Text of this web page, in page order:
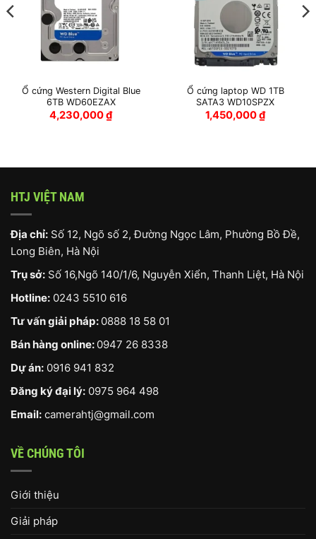
Ổ cứng Western Digital Blue
6TB WD60EZAX
4,230,000₫
Ổ cứng laptop WD 1TB
SATA3 WD10SPZX
1,450,000₫
HTJ VIỆT NAM
Địa chỉ: Số 12, Ngõ số 2, Đường Ngọc Lâm, Phường Bồ Đề,
Long Biên, Hà Nội
Trụ sở: Số 16,Ngõ 140/1/6, Nguyễn Xiển, Thanh Liệt, Hà Nội
Hotline: 0243 5510 616
Tư vấn giải pháp: 0888 18 58 01
Bán hàng online: 0947 26 8338
Dự án: 0916 941 832
Đăng ký đại lý: 0975 964 498
Email: camerahtj@gmail.com
VỀ CHÚNG TÔI
Giới thiệu
Giải pháp